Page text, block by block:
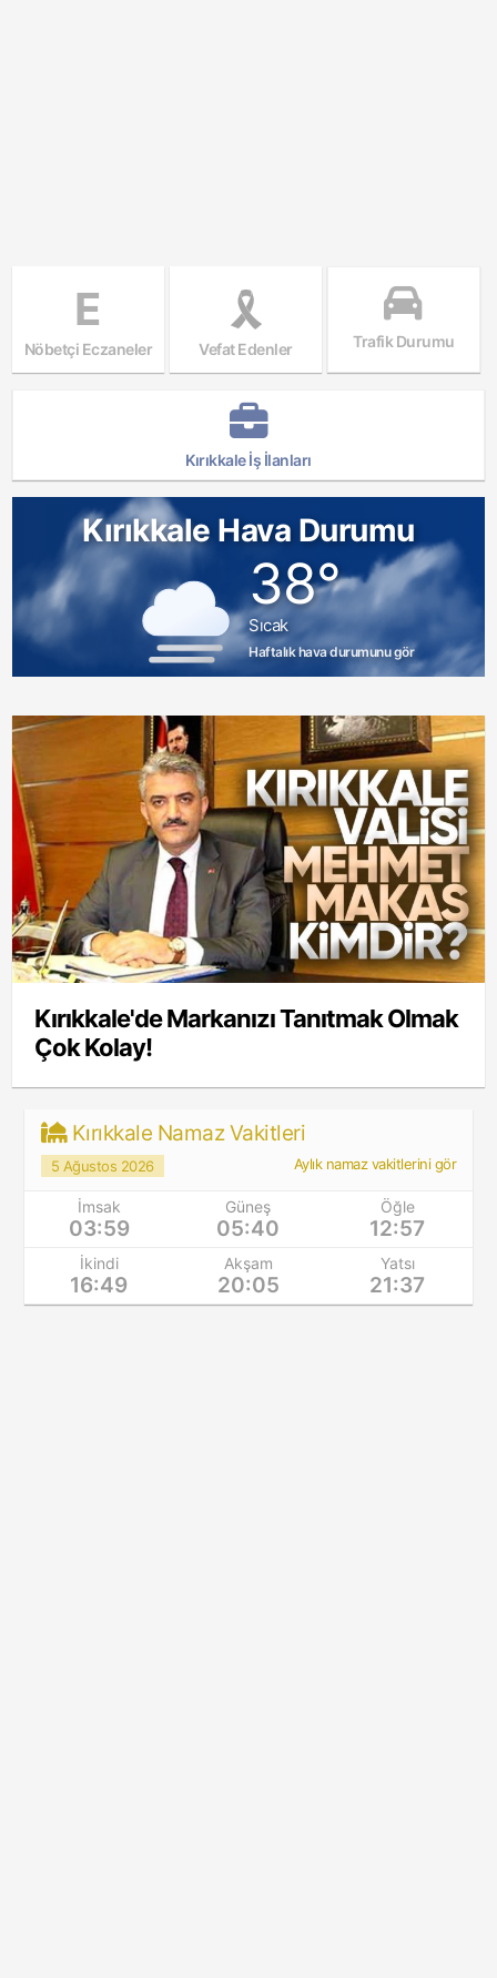
E
Nöbetçi Eczaneler Vefat Edenler Trafik Durumu
Kırıkkale İş İlanları
Kırıkkale Hava Durumu
38°
Sıcak
Haftalık hava durumunu gör
Kırıkkale'de Markanızı Tanıtmak Olmak
Çok Kolay!
Kırıkkale Namaz Vakitleri
5 Ağustos 2026 Aylık namaz vakitlerini gör
İmsak
03:59
Güneş
05:40
Öğle
12:57
İkindi
16:49
Akşam
20:05
Yatsı
21:37